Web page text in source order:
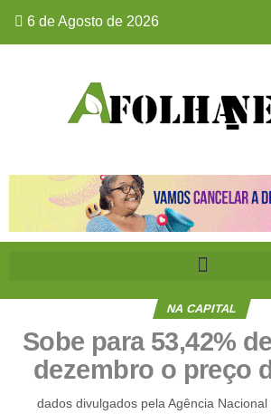
6 de Agosto de 2026
NA CAPITAL
Sobe para 53,42%
dezembro o preço
dados divulgados pela Agência